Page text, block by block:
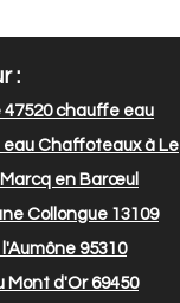
:
chauffe eau
Chaffoteaux à Le
en Barœul
Collongue 13109
95310
d'Or 69450